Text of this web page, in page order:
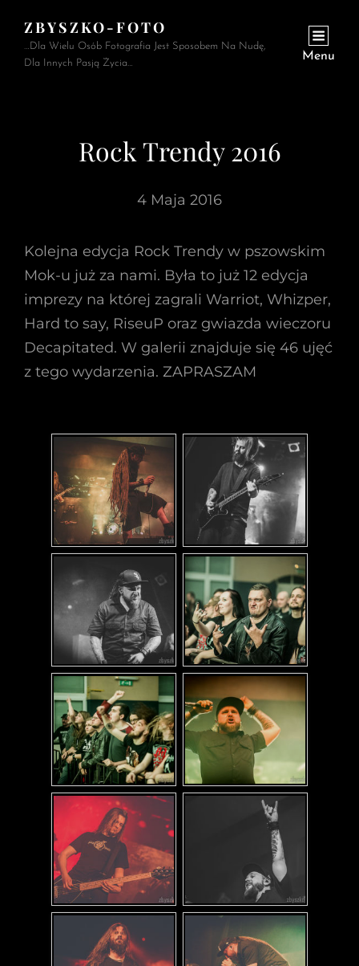
ZBYSZKO-FOTO
…Dla Wielu Osób Fotografia Jest Sposobem Na Nudę,
Dla Innych Pasją Życia…
Menu
Rock Trendy 2016
4 Maja 2016
Kolejna edycja Rock Trendy w pszowskim
Mok-u już za nami. Była to już 12 edycja
imprezy na której zagrali Warriot, Whizper,
Hard to say, RiseuP oraz gwiazda wieczoru
Decapitated. W galerii znajduje się 46 ujęć
z tego wydarzenia. ZAPRASZAM